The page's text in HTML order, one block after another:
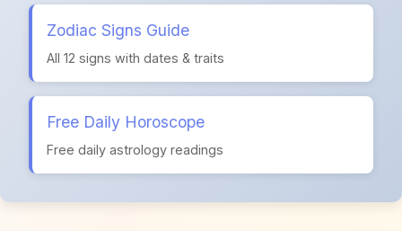
Zodiac Signs Guide
All 12 signs with dates & traits
Free Daily Horoscope
Free daily astrology readings